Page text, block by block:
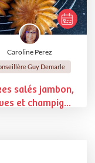
Caroline Perez
Guy Demarle
salés jambon,
et champig...